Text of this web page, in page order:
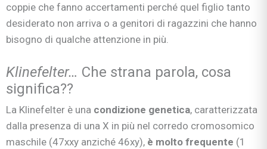
coppie che fanno accertamenti perché quel figlio tanto
desiderato non arriva o a genitori di ragazzini che hanno
bisogno di qualche attenzione in più.
Klinefelter… Che strana parola, cosa
significa??
La Klinefelter è una condizione genetica, caratterizzata
dalla presenza di una X in più nel corredo cromosomico
maschile (47xxy anziché 46xy), è molto frequente (1